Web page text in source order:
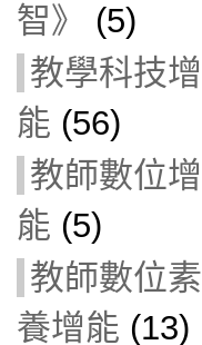
智》
(5)
教學科技增
能 (56)
教師數位增
能 (5)
教師數位素
養增能 (13)